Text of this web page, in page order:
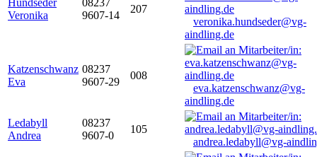
Hundseder
Veronika
08237
9607-14
207
veronika.hundseder@vg-
aindling.de
Katzenschwanz
Eva
08237
9607-29
008
eva.katzenschwanz@vg-
aindling.de
Ledabyll
Andrea
08237
9607-0
105
andrea.ledabyll@vg-